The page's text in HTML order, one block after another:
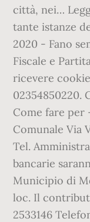
città, nei…
tante istanze
2020 - Fano
Fiscale e
ricevere
02354850220.
Come fare per
Comunale Via
Tel.
bancarie
Municipio di
loc. Il
2533146